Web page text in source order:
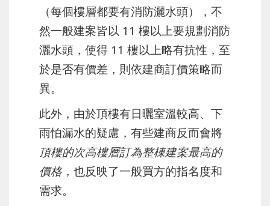
（每個樓層都要有消防灑水頭），不
然一般建案皆以 11 樓以上要規劃消防
灑水頭，使得 11 樓以上略有抗性，至
於是否有價差，則依建商訂價策略而
異。
此外，由於頂樓有日曬室溫較高、下
雨怕漏水的疑慮，有些建商反而會將
頂樓的次高樓層訂為整棟建案最高的
價格 ，也反映了一般買方的指名度和
需求。